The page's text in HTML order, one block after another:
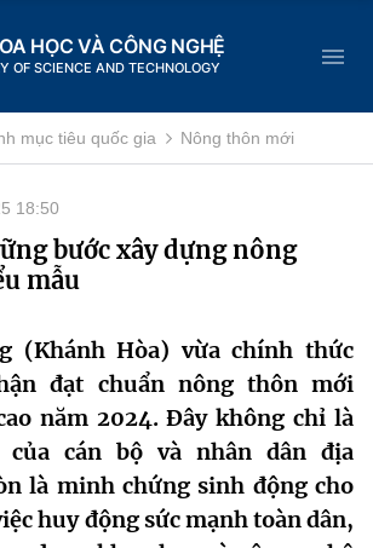
HỌC VÀ CÔNG NGHỆ
OF SCIENCE AND TECHNOLOGY
vụ
nghệ
mục tiêu quốc gia Nông thôn mới
18:50
bước xây dựng nông
mẫu
(Khánh Hòa) vừa chính thức
đạt chuẩn nông thôn mới
năm 2024. Đây không chỉ là
cán bộ và nhân dân địa
là minh chứng sinh động cho
huy động sức mạnh toàn dân,